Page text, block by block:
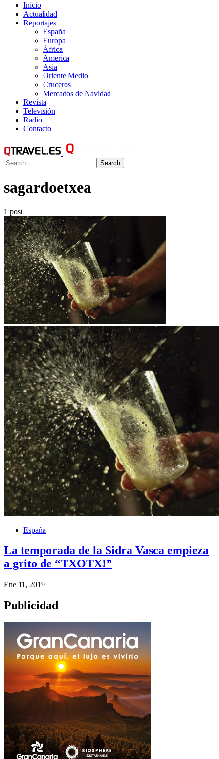
Inicio
Actualidad
Reportajes
España
Europa
África
America
Asia
Oriente Medio
Cruceros
Mercados de Navidad
Revista
Televisión
Radio
Contacto
Search
sagardoetxea
1 post
España
La temporada de la Sidra Vasca empieza
a grito de “TXOTX!”
Ene 11, 2019
Publicidad